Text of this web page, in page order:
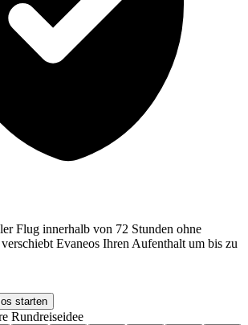
Flug innerhalb von 72 Stunden ohne
Evaneos Ihren Aufenthalt um bis zu
starten
Rundreiseidee